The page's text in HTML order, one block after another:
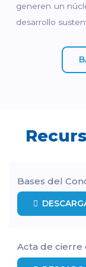
generen un
desarrollo
Bases del
Acta de cierre